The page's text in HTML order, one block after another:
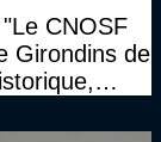
CNOSF
Girondins de